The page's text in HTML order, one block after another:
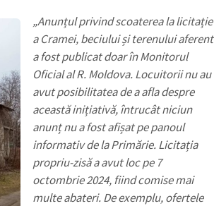
„Anunțul privind scoaterea la licitație
a Cramei, beciului și terenului aferent
a fost publicat doar în Monitorul
Oficial al R. Moldova. Locuitorii nu au
avut posibilitatea de a afla despre
această inițiativă, întrucât niciun
anunț nu a fost afișat pe panoul
informativ de la Primărie. Licitația
propriu-zisă a avut loc pe 7
octombrie 2024, fiind comise mai
multe abateri. De exemplu, ofertele